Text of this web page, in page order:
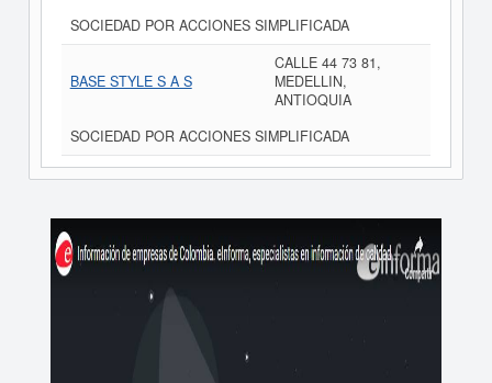
SOCIEDAD POR ACCIONES SIMPLIFICADA
BASE STYLE S A S
CALLE 44 73 81,
MEDELLIN,
ANTIOQUIA
SOCIEDAD POR ACCIONES SIMPLIFICADA